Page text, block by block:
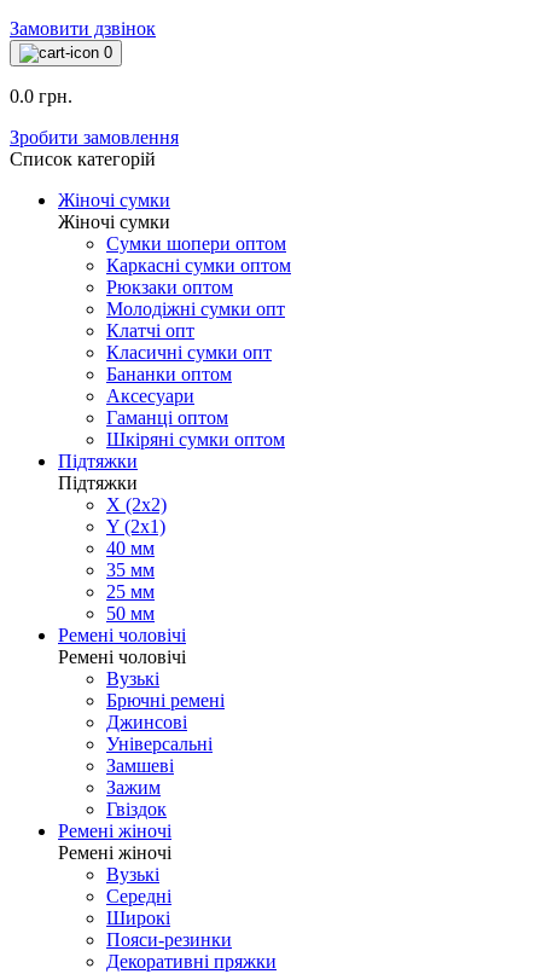
Замовити дзвінок
0
0.0 грн.
Зробити замовлення
Список категорій
Жіночі сумки
Жіночі сумки
Сумки шопери оптом
Каркасні сумки оптом
Рюкзаки оптом
Молодіжні сумки опт
Клатчі опт
Класичні сумки опт
Бананки оптом
Аксесуари
Гаманці оптом
Шкіряні сумки оптом
Підтяжки
Підтяжки
X (2x2)
Y (2x1)
40 мм
35 мм
25 мм
50 мм
Ремені чоловічі
Ремені чоловічі
Вузькі
Брючні ремені
Джинсові
Універсальні
Замшеві
Зажим
Гвіздок
Ремені жіночі
Ремені жіночі
Вузькі
Середні
Широкі
Пояси-резинки
Декоративні пряжки